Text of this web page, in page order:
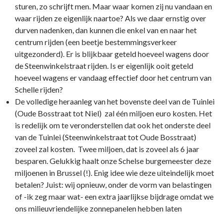
sturen, zo schrijft men. Maar waar komen zij nu vandaan en
waar rijden ze eigenlijk naartoe? Als we daar ernstig over
durven nadenken, dan kunnen die enkel van en naar het
centrum rijden (een beetje bestemmingsverkeer
uitgezonderd). Er is blijkbaar geteld hoeveel wagens door
de Steenwinkelstraat rijden. Is er eigenlijk ooit geteld
hoeveel wagens er vandaag effectief door het centrum van
Schelle rijden?
De volledige heraanleg van het bovenste deel van de Tuinlei
(Oude Bosstraat tot Niel) zal één miljoen euro kosten. Het
is redelijk om te veronderstellen dat ook het onderste deel
van de Tuinlei (Steenwinkelstraat tot Oude Bosstraat)
zoveel zal kosten. Twee miljoen, dat is zoveel als 6 jaar
besparen. Gelukkig haalt onze Schelse burgemeester deze
miljoenen in Brussel (!). Enig idee wie deze uiteindelijk moet
betalen? Juist: wij opnieuw, onder de vorm van belastingen
of -ik zeg maar wat- een extra jaarlijkse bijdrage omdat we
ons milieuvriendelijke zonnepanelen hebben laten